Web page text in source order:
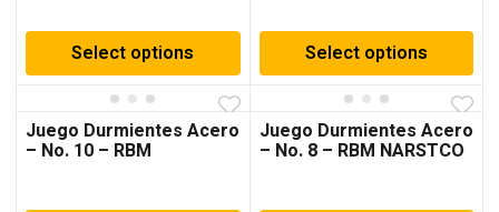
Select options Select options
Juego Durmientes Acero
– No. 10 – RBM
Juego Durmientes Acero
– No. 8 – RBM NARSTCO